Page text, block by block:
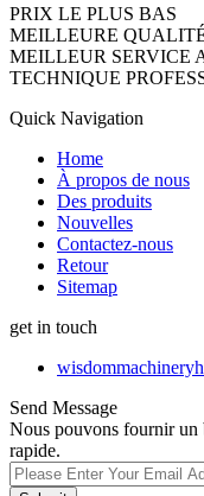
PRIX LE PLUS BAS
MEILLEURE
MEILLEUR SERVICE
TECHNIQUE
Quick Navigation
Home
À propos de nous
Des produits
Nouvelles
Contactez-nous
Retour
Sitemap
get in touch
Send Message
Nous pouvons fournir un
rapide.